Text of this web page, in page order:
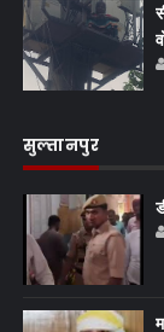
सुल्तानपुर